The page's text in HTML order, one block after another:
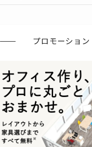
プロモーション